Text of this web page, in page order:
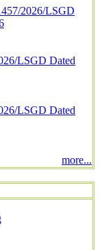
2026/LSGD
LSGD Dated
LSGD Dated
more...